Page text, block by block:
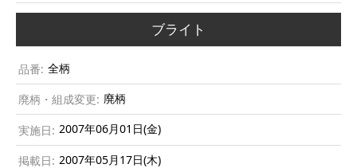
ブライト
全柄
廃柄
2007年06月01日(金)
2007年05月17日(木)